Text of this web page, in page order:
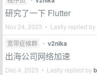
研究了一下 Flutter
Nov 24, 2023 • Lastly replied by
宽带症候群 • v2nika
出海公司网络加速
Dec 4, 2023 • Lastly replied by